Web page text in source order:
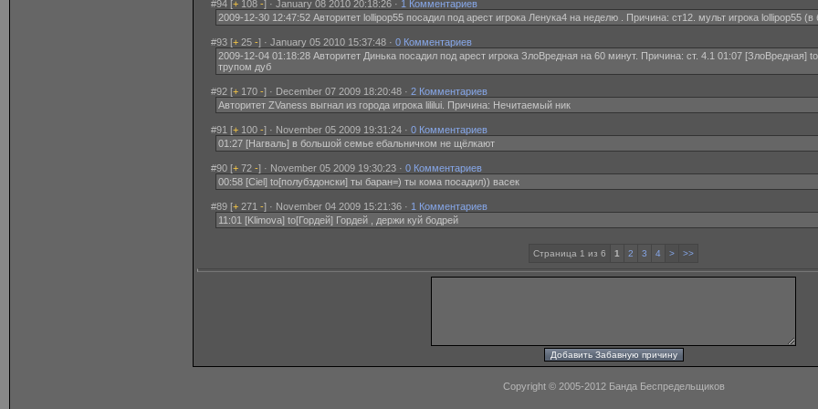
#94 [+ 108 -] · January 08 2010 20:18:26 · 1 Комментариев
2009-12-30 12:47:52 Авторитет lollipop55 посадил под арест игрока Ленука4 на неделю . Причина: ст12. мульт игрока lollipop55 (в
#93 [+ 25 -] · January 05 2010 15:37:48 · 0 Комментариев
2009-12-04 01:18:28 Авторитет Динька посадил под арест игрока ЗлоВредная на 60 минут. Причина: ст. 4.1 01:07 [ЗлоВредная]
трупом дуб
#92 [+ 170 -] · December 07 2009 18:20:48 · 2 Комментариев
Авторитет ZVaness выгнал из города игрока lililui. Причина: Нечитаемый ник
#91 [+ 100 -] · November 05 2009 19:31:24 · 0 Комментариев
01:27 [Нагваль] в большой семье ебальничком не щёлкают
#90 [+ 72 -] · November 05 2009 19:30:23 · 0 Комментариев
00:58 [Ciel] to[полубздонски] ты баран=) ты кома посадил)) васек
#89 [+ 271 -] · November 04 2009 15:21:36 · 1 Комментариев
11:01 [Klimova] to[Гордей] Гордей , держи куй бодрей
Страница 1 из 6 1 2 3 4 > >>
Copyright © 2005-2012 Банда Беспредельщиков